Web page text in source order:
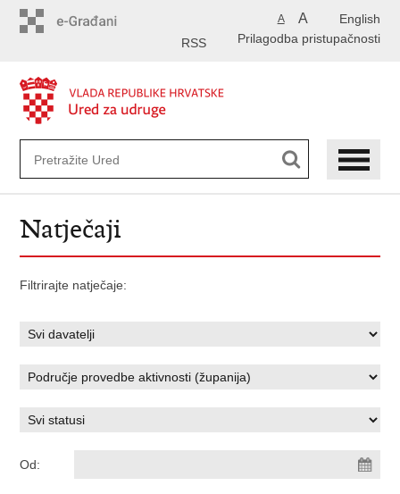
English
A A
Prilagodba pristupačnosti
RSS
Natječaji
Filtrirajte natječaje:
Od: